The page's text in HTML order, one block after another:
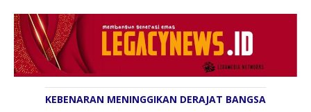
KEBENARAN MENINGGIKAN DERAJAT BANGSA